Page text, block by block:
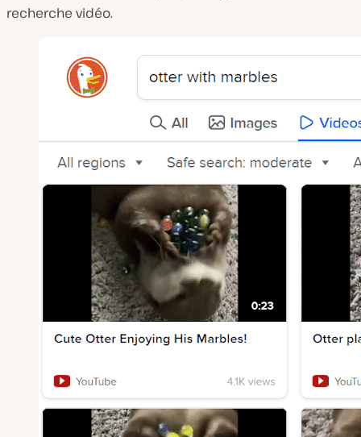
recherche vidéo.